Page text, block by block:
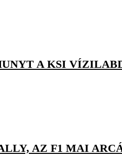
A KSI
AZ F1 MAI